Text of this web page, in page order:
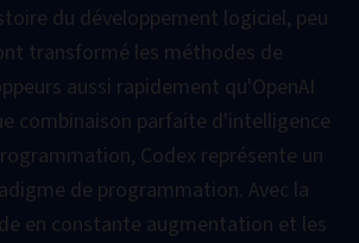
du développement logiciel, peu
transformé les méthodes de
aussi rapidement qu'OpenAI
combinaison parfaite d'intelligence
Codex représente un
de programmation. Avec la
en constante augmentation et les